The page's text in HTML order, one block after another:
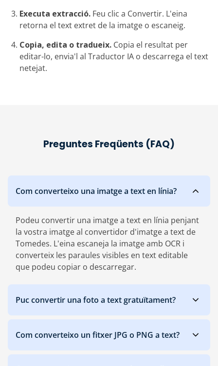
Executa extracció. Feu clic a Convertir. L'eina
retorna el text extret de la imatge o escaneig.
Copia, edita o tradueix. Copia el resultat per
editar-lo, envia'l al Traductor IA o descarrega el text
netejat.
Preguntes Freqüents (FAQ)
Com converteixo una imatge a text en línia?
Podeu convertir una imatge a text en línia penjant
la vostra imatge al convertidor d'imatge a text de
Tomedes. L'eina escaneja la imatge amb OCR i
converteix les paraules visibles en text editable
que podeu copiar o descarregar.
Puc convertir una foto a text gratuïtament?
Com converteixo un fitxer JPG o PNG a text?